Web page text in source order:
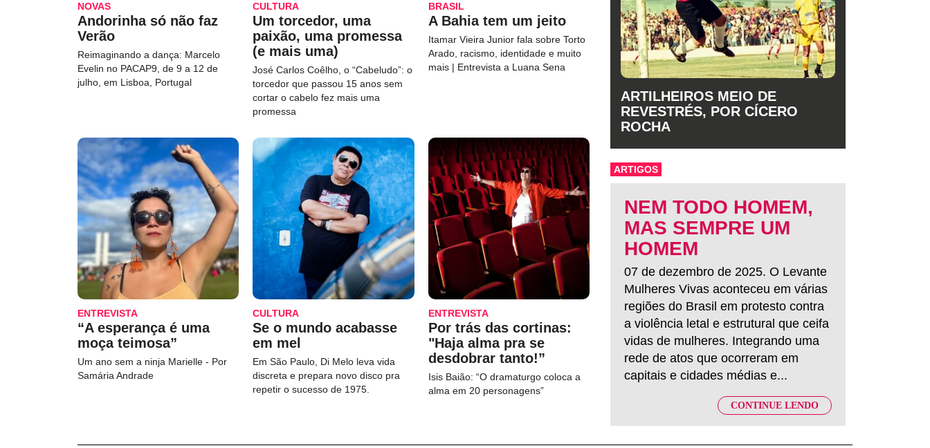
NOVAS
Andorinha só não faz
Verão
Reimaginando a dança: Marcelo
Evelin no PACAP9, de 9 a 12 de
julho, em Lisboa, Portugal
CULTURA
Um torcedor, uma
paixão, uma promessa
(e mais uma)
José Carlos Coêlho, o “Cabeludo”: o
torcedor que passou 15 anos sem
cortar o cabelo fez mais uma
promessa
BRASIL
A Bahia tem um jeito
Itamar Vieira Junior fala sobre Torto
Arado, racismo, identidade e muito
mais | Entrevista a Luana Sena
ENTREVISTA
“A esperança é uma
moça teimosa”
Um ano sem a ninja Marielle - Por
Samária Andrade
CULTURA
Se o mundo acabasse
em mel
Em São Paulo, Di Melo leva vida
discreta e prepara novo disco pra
repetir o sucesso de 1975.
ENTREVISTA
Por trás das cortinas:
"Haja alma pra se
desdobrar tanto!”
Isis Baião: “O dramaturgo coloca a
alma em 20 personagens”
ARTILHEIROS MEIO DE
REVESTRÉS, POR CÍCERO
ROCHA
ARTIGOS
NEM TODO HOMEM,
MAS SEMPRE UM
HOMEM
07 de dezembro de 2025. O Levante
Mulheres Vivas aconteceu em várias
regiões do Brasil em protesto contra
a violência letal e estrutural que ceifa
vidas de mulheres. Integrando uma
rede de atos que ocorreram em
capitais e cidades médias e...
CONTINUE LENDO